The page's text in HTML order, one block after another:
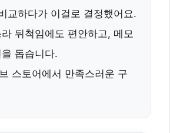
교하다가 이걸로 결정했어요.
라 뒤척임에도 편안하고, 메모
돕습니다.
스토어에서 만족스러운 구